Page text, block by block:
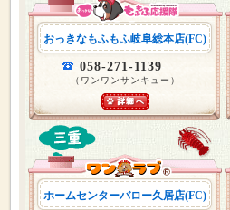
おっきなもふもふ岐阜総本店(FC)
058-271-1139
（ワンワンサンキュー）
ホームセンターバロー久居店(FC)